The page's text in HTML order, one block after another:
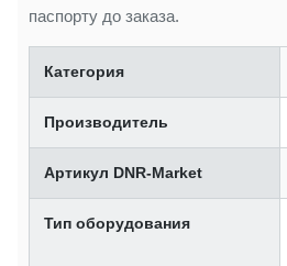
паспорту до заказа.
Категория
Производитель
Артикул DNR-Market
Тип оборудования